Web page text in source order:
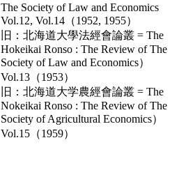
The Society of Law and Economics
Vol.12, Vol.14（1952, 1955）
旧：北海道大學法經會論叢 = The
Hokeikai Ronso : The Review of The
Society of Law and Economics）
Vol.13（1953）
旧：北海道大学農經會論叢 = The
Nokeikai Ronso : The Review of The
Society of Agricultural Economics）
Vol.15（1959）